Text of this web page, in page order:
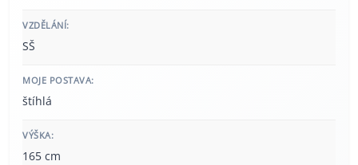
VZDĚLÁNÍ:
SŠ
MOJE POSTAVA:
štíhlá
VÝŠKA:
165 cm